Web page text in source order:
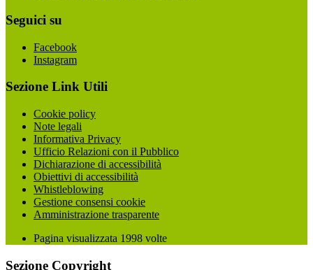
Seguici su
Facebook
Instagram
Sezione Link Utili
Cookie policy
Note legali
Informativa Privacy
Ufficio Relazioni con il Pubblico
Dichiarazione di accessibilità
Obiettivi di accessibilità
Whistleblowing
Gestione consensi cookie
Amministrazione trasparente
Pagina visualizzata 1998 volte
Sezione Copyright